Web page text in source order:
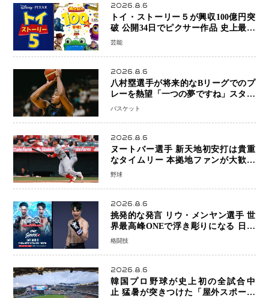
2026.8.6
トイ・ストーリー５が興収100億円突
破 公開34日でピクサー作品 史上最速
日本歴代シリーズ最高更新も目前
芸能
2026.8.6
八村塁選手が将来的なBリーグでのプ
レーを熱望「一つの夢ですね」スター
帰還がリーグ価値を押し上げる可能性
バスケット
2026.8.6
ヌートバー選手 新天地初安打は貴重
なタイムリー 本拠地ファンが大歓声
笑顔で歓喜
野球
2026.8.6
挑発的な発言 リウ・メンヤン選手 世
界最高峰ONEで浮き彫りになる 日本
キックボクシングが直面する“技術
格闘技
2026.8.6
韓国プロ野球が史上初の全試合中
止 猛暑が突きつけた「屋外スポーツ